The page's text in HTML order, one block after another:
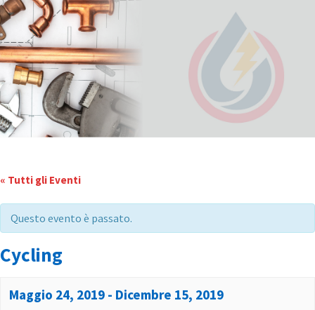
« Tutti gli Eventi
Questo evento è passato.
Cycling
Maggio 24, 2019 - Dicembre 15, 2019